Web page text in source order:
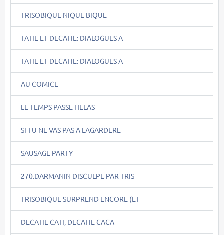
TRISOBIQUE NIQUE BIQUE
TATIE ET DECATIE: DIALOGUES A
TATIE ET DECATIE: DIALOGUES A
AU COMICE
LE TEMPS PASSE HELAS
SI TU NE VAS PAS A LAGARDERE
SAUSAGE PARTY
270.DARMANIN DISCULPE PAR TRIS
TRISOBIQUE SURPREND ENCORE (ET
DECATIE CATI, DECATIE CACA